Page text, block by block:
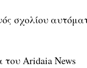
σχολίου
Aridaia News